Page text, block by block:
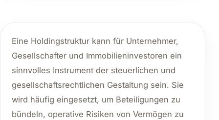
Eine Holdingstruktur kann für Unternehmer,
Gesellschafter und Immobilieninvestoren ein
sinnvolles Instrument der steuerlichen und
gesellschaftsrechtlichen Gestaltung sein. Sie
wird häufig eingesetzt, um Beteiligungen zu
bündeln, operative Risiken von Vermögen zu